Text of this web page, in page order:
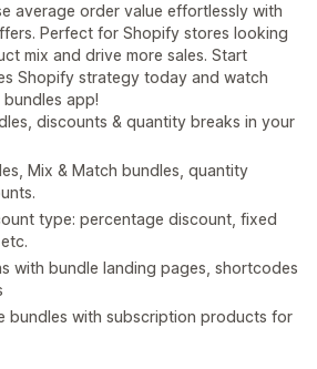
average order value effortlessly with
Perfect for Shopify stores looking
mix and drive more sales. Start
Shopify strategy today and watch
app!
discounts & quantity breaks in your
Mix & Match bundles, quantity
type: percentage discount, fixed
with bundle landing pages, shortcodes
bundles with subscription products for